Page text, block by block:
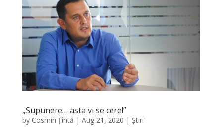
„Supunere… asta vi se cere!”
by Cosmin Țîntă | Aug 21, 2020 | Știri